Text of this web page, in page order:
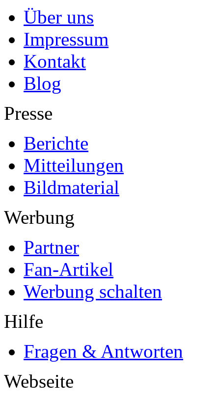
Über uns
Impressum
Kontakt
Blog
Presse
Berichte
Mitteilungen
Bildmaterial
Werbung
Partner
Fan-Artikel
Werbung schalten
Hilfe
Fragen & Antworten
Webseite